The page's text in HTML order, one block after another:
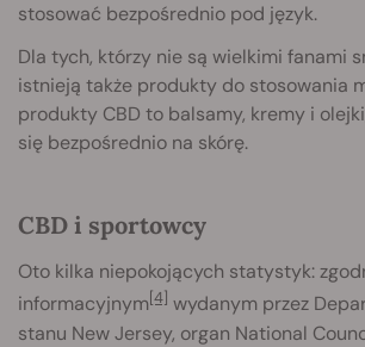
stosować bezpośrednio pod język.
Dla tych, którzy nie są wielkimi fanami
istnieją także produkty do stosowania
produkty CBD to balsamy, kremy i
się bezpośrednio na skórę.
CBD i sportowcy
Oto kilka niepokojących statystyk:
informacyjnym[4] wydanym przez
stanu New Jersey, organ National